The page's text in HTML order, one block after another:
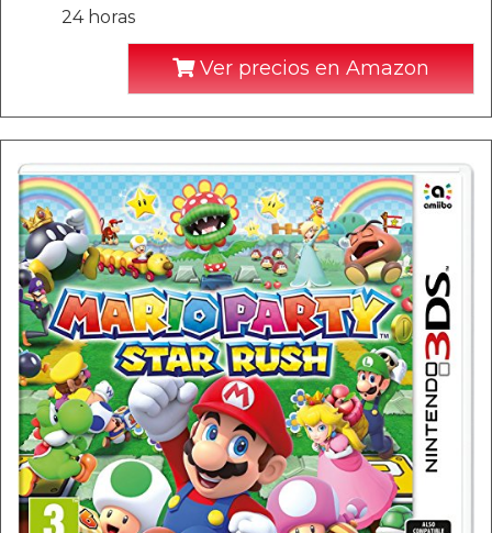
24 horas
Ver precios en Amazon